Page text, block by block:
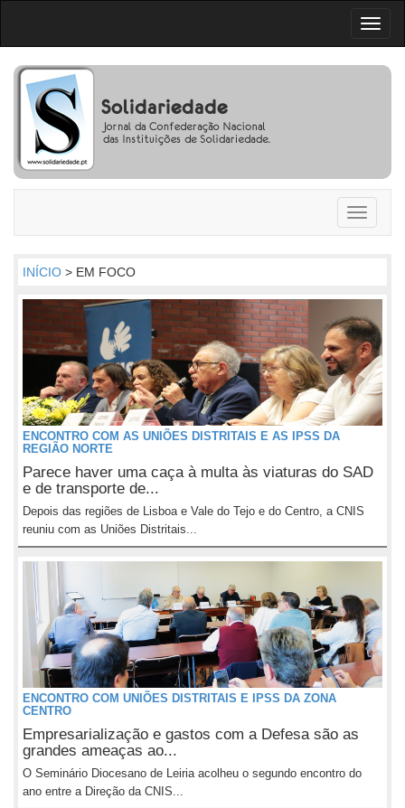
Toggle
INÍCIO > EM FOCO
ENCONTRO COM AS UNIÕES DISTRITAIS E AS IPSS DA
REGIÃO NORTE
Parece haver uma caça à multa às viaturas do SAD
e de transporte de...
Depois das regiões de Lisboa e Vale do Tejo e do Centro, a CNIS
reuniu com as Uniões Distritais...
ENCONTRO COM UNIÕES DISTRITAIS E IPSS DA ZONA
CENTRO
Empresarialização e gastos com a Defesa são as
grandes ameaças ao...
O Seminário Diocesano de Leiria acolheu o segundo encontro do
ano entre a Direção da CNIS...